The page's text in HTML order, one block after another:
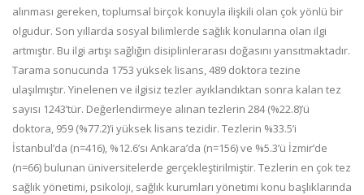
alınması gereken, toplumsal birçok konuyla ilişkili olan çok yönlü bir
olgudur. Son yıllarda sosyal bilimlerde sağlık konularına olan ilgi
artmıştır. Bu ilgi artışı sağlığın disiplinlerarası doğasını yansıtmaktadır.
Tarama sonucunda 1753 yüksek lisans, 489 doktora tezine
ulaşılmıştır. Yinelenen ve ilgisiz tezler ayıklandıktan sonra kalan tez
sayısı 1243’tür. Değerlendirmeye alınan tezlerin 284 (%22.8)’ü
doktora, 959 (%77.2)’i yüksek lisans tezidir. Tezlerin %33.5’i
İstanbul’da (n=416), %12.6’sı Ankara’da (n=156) ve %5.3’ü İzmir’de
(n=66) bulunan üniversitelerde gerçekleştirilmiştir. Tezlerin en çok tez
sağlık yönetimi, psikoloji, sağlık kurumları yönetimi konu başlıklarında